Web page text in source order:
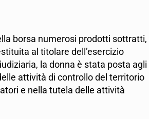
borsa numerosi prodotti sottratti,
al titolare dell’esercizio
la donna è stata posta agli
attività di controllo del territorio
e nella tutela delle attività